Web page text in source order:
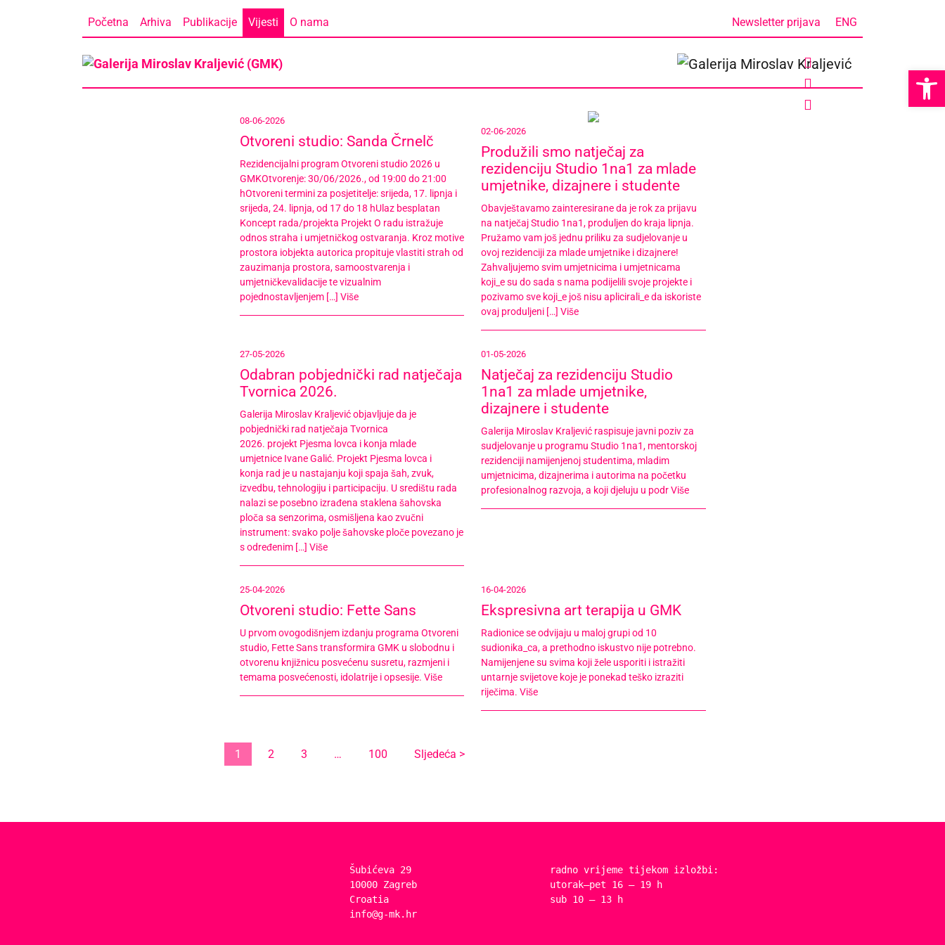
Početna Arhiva Publikacije Vijesti O nama Newsletter prijava ENG
08-06-2026
Otvoreni studio: Sanda Črnelč
Rezidencijalni program Otvoreni studio 2026 u
GMKOtvorenje: 30/06/2026., od 19:00 do 21:00
hOtvoreni termini za posjetitelje: srijeda, 17. lipnja i
srijeda, 24. lipnja, od 17 do 18 hUlaz besplatan
Koncept rada/projekta Projekt O radu istražuje
odnos straha i umjetničkog ostvaranja. Kroz motive
prostora iobjekta autorica propituje vlastiti strah od
zauzimanja prostora, samoostvarenja i
umjetničkevalidacije te vizualnim
pojednostavljenjem […] Više
02-06-2026
Produžili smo natječaj za
rezidenciju Studio 1na1 za mlade
umjetnike, dizajnere i studente
Obavještavamo zainteresirane da je rok za prijavu
na natječaj Studio 1na1, produljen do kraja lipnja.
Pružamo vam još jednu priliku za sudjelovanje u
ovoj rezidenciji za mlade umjetnike i dizajnere!
Zahvaljujemo svim umjetnicima i umjetnicama
koji_e su do sada s nama podijelili svoje projekte i
pozivamo sve koji_e još nisu aplicirali_e da iskoriste
ovaj produljeni […] Više
27-05-2026
Odabran pobjednički rad natječaja
Tvornica 2026.
Galerija Miroslav Kraljević objavljuje da je
pobjednički rad natječaja Tvornica
2026. projekt Pjesma lovca i konja mlade
umjetnice Ivane Galić. Projekt Pjesma lovca i
konja rad je u nastajanju koji spaja šah, zvuk,
izvedbu, tehnologiju i participaciju. U središtu rada
nalazi se posebno izrađena staklena šahovska
ploča sa senzorima, osmišljena kao zvučni
instrument: svako polje šahovske ploče povezano je
s određenim […] Više
01-05-2026
Natječaj za rezidenciju Studio
1na1 za mlade umjetnike,
dizajnere i studente
Galerija Miroslav Kraljević raspisuje javni poziv za
sudjelovanje u programu Studio 1na1, mentorskoj
rezidenciji namijenjenoj studentima, mladim
umjetnicima, dizajnerima i autorima na početku
profesionalnog razvoja, a koji djeluju u podrViše
25-04-2026
Otvoreni studio: Fette Sans
U prvom ovogodišnjem izdanju programa Otvoreni
studio, Fette Sans transformira GMK u slobodnu i
otvorenu knjižnicu posvećenu susretu, razmjeni i
temama posvećenosti, idolatrije i opsesije. Više
16-04-2026
Ekspresivna art terapija u GMK
Radionice se odvijaju u maloj grupi od 10
sudionika_ca, a prethodno iskustvo nije potrebno.
Namijenjene su svima koji žele usporiti i istražiti
untarnje svijetove koje je ponekad teško izraziti
riječima. Više
1 2 3 … 100 Sljedeća >
Šubićeva 29
10000 Zagreb
Croatia
info@g-mk.hr
radno vrijeme tijekom izložbi:
utorak–pet 16 – 19 h
sub 10 – 13 h